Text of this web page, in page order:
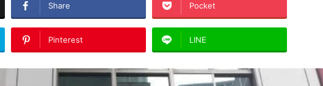
Share Pocket
Pinterest LINE